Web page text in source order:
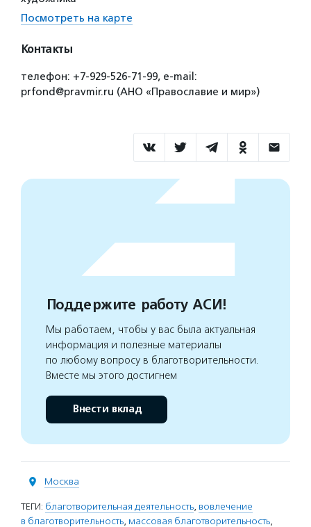
Посмотреть на карте
Контакты
телефон: +7-929-526-71-99, e-mail:
prfond@pravmir.ru (АНО «Православие и мир»)
Поддержите работу АСИ!
Мы работаем, чтобы у вас была актуальная
информация и полезные материалы
по любому вопросу в благотворительности.
Вместе мы этого достигнем
Внести вклад
Москва
ТЕГИ: благотворительная деятельность, вовлечение
в благотворительность, массовая благотворительность,